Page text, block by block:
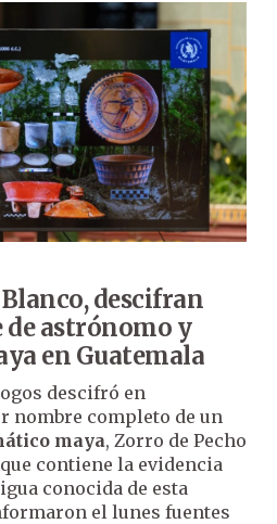
descifran
astrónomo y
en Guatemala
descifró en
nombre completo de un
maya, Zorro de Pecho
contiene la evidencia
conocida de esta
el lunes fuentes